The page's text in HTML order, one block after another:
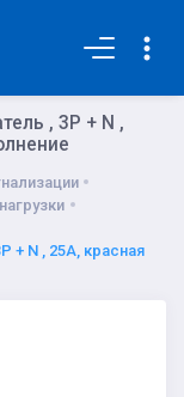
, 3P + N ,
+ N , 25А, красная